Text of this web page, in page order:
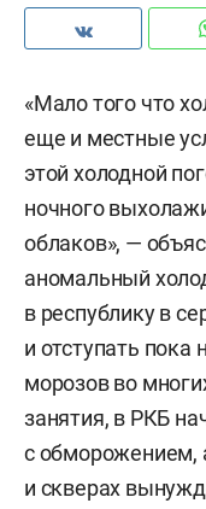
«Мало того что
еще и местные
этой холодной
ночного
облаков», —
аномальный
в республику в
и отступать пока
морозов во
занятия, в РКБ
с обморожением,
и скверах